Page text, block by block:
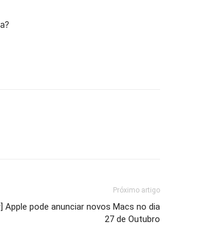
Próximo artigo
Apple pode anunciar novos Macs no dia
27 de Outubro